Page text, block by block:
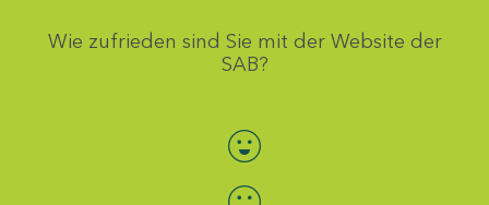
Wie zufrieden sind Sie mit der Website der
SAB?
Bewertung auswählen